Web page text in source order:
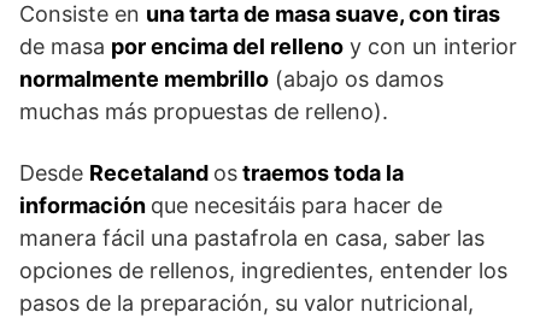
Consiste en una tarta de masa suave, con tiras
de masa por encima del relleno y con un interior
normalmente membrillo (abajo os damos
muchas más propuestas de relleno).
Desde Recetaland ostraemostoda la
información que necesitáis para hacer de
manera fácil una pastafrola en casa, saber las
opciones de rellenos, ingredientes, entender los
pasos de la preparación, su valor nutricional,